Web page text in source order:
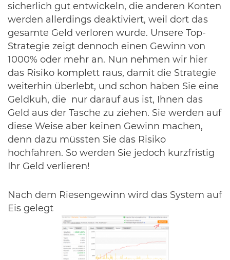
sicherlich gut entwickeln, die anderen Konten
werden allerdings deaktiviert, weil dort das
gesamte Geld verloren wurde. Unsere Top-
Strategie zeigt dennoch einen Gewinn von
1000% oder mehr an. Nun nehmen wir hier
das Risiko komplett raus, damit die Strategie
weiterhin überlebt, und schon haben Sie eine
Geldkuh, die nur darauf aus ist, Ihnen das
Geld aus der Tasche zu ziehen. Sie werden auf
diese Weise aber keinen Gewinn machen,
denn dazu müssten Sie das Risiko
hochfahren. So werden Sie jedoch kurzfristig
Ihr Geld verlieren!
Nach dem Riesengewinn wird das System auf
Eis gelegt